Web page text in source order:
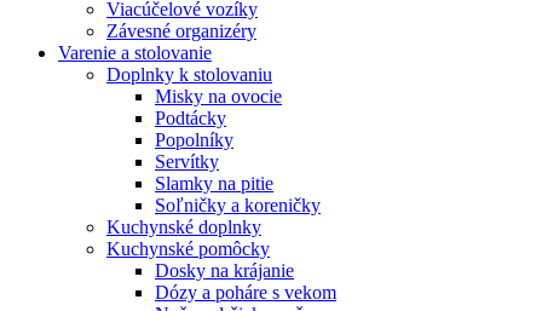
Viacúčelové vozíky
Závesné organizéry
Varenie a stolovanie
Doplnky k stolovaniu
Misky na ovocie
Podtácky
Popolníky
Servítky
Slamky na pitie
Soľničky a koreničky
Kuchynské doplnky
Kuchynské pomôcky
Dosky na krájanie
Dózy a poháre s vekom